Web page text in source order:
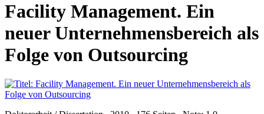
Facility Management. Ein
neuer Unternehmensbereich als
Folge von Outsourcing